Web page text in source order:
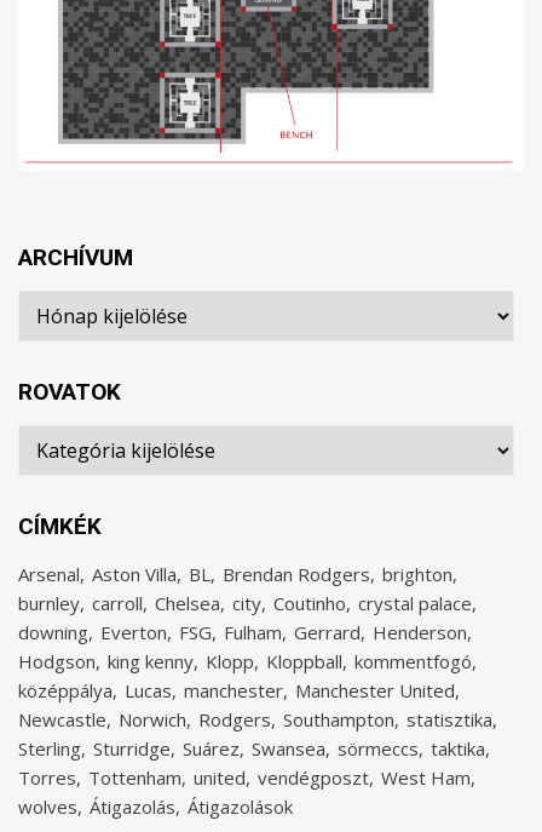
ARCHÍVUM
Archívum
ROVATOK
Rovatok
CÍMKÉK
Arsenal Aston Villa BL Brendan Rodgers brighton
burnley carroll Chelsea city Coutinho crystal palace
downing Everton FSG Fulham Gerrard Henderson
Hodgson king kenny Klopp Kloppball kommentfogó
középpálya Lucas manchester Manchester United
Newcastle Norwich Rodgers Southampton statisztika
Sterling Sturridge Suárez Swansea sörmeccs taktika
Torres Tottenham united vendégposzt West Ham
wolves Átigazolás Átigazolások